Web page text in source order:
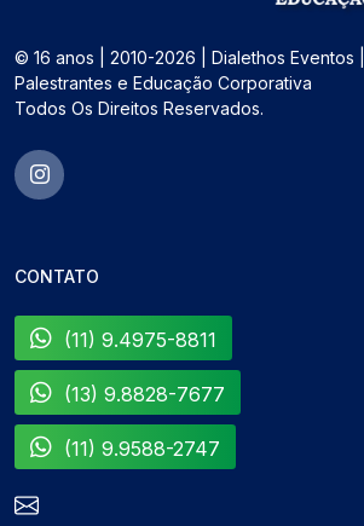
© 16 anos | 2010-2026 | Dialethos Eventos
Palestrantes e Educação Corporativa
Todos Os Direitos Reservados.
CONTATO
(11) 9.4975-8811
(13) 9.8828-7677
(11) 9.9588-2747